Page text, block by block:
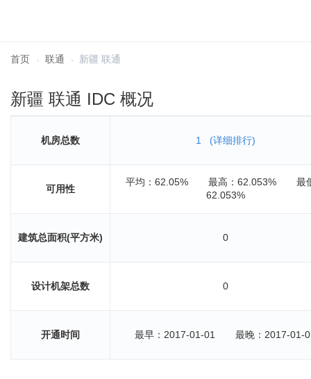
首页 联通 新疆 联通
新疆 联通 IDC 概况
机房总数 1 (详细排行)
可用性
平均：62.05% 最高：62.053%
最
62.053%
建筑总面积(平方米) 0
设计机架总数 0
开通时间 最早：2017-01-01 最晚：2017-01-